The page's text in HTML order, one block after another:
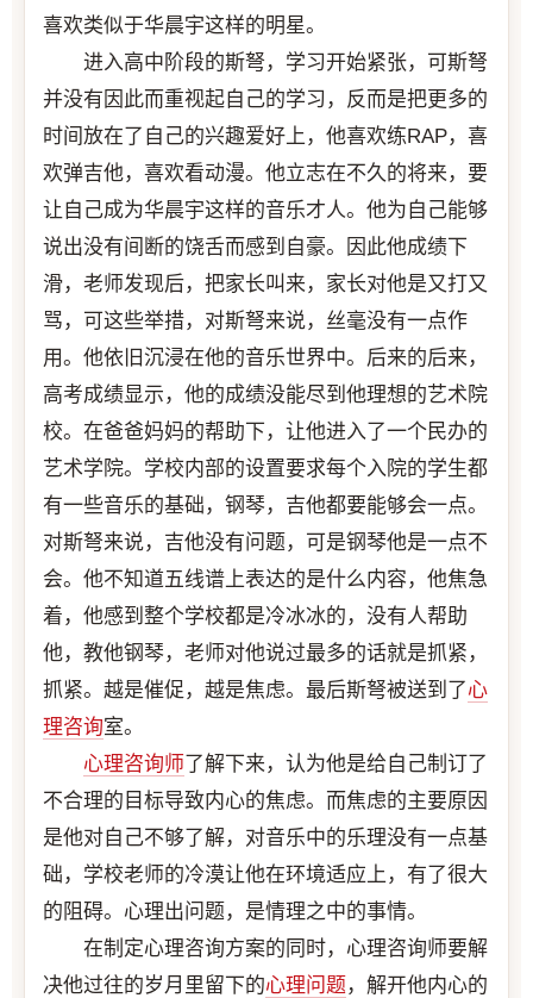
喜欢类似于华晨宇这样的明星。
进入高中阶段的斯弩，学习开始紧张，可斯弩
并没有因此而重视起自己的学习，反而是把更多的
时间放在了自己的兴趣爱好上，他喜欢练RAP，喜
欢弹吉他，喜欢看动漫。他立志在不久的将来，要
让自己成为华晨宇这样的音乐才人。他为自己能够
说出没有间断的饶舌而感到自豪。因此他成绩下
滑，老师发现后，把家长叫来，家长对他是又打又
骂，可这些举措，对斯弩来说，丝毫没有一点作
用。他依旧沉浸在他的音乐世界中。后来的后来，
高考成绩显示，他的成绩没能尽到他理想的艺术院
校。在爸爸妈妈的帮助下，让他进入了一个民办的
艺术学院。学校内部的设置要求每个入院的学生都
有一些音乐的基础，钢琴，吉他都要能够会一点。
对斯弩来说，吉他没有问题，可是钢琴他是一点不
会。他不知道五线谱上表达的是什么内容，他焦急
着，他感到整个学校都是冷冰冰的，没有人帮助
他，教他钢琴，老师对他说过最多的话就是抓紧，
抓紧。越是催促，越是焦虑。最后斯弩被送到了心
理咨询室。
心理咨询师了解下来，认为他是给自己制订了
不合理的目标导致内心的焦虑。而焦虑的主要原因
是他对自己不够了解，对音乐中的乐理没有一点基
础，学校老师的冷漠让他在环境适应上，有了很大
的阻碍。心理出问题，是情理之中的事情。
在制定心理咨询方案的同时，心理咨询师要解
决他过往的岁月里留下的心理问题 ，解开他内心的